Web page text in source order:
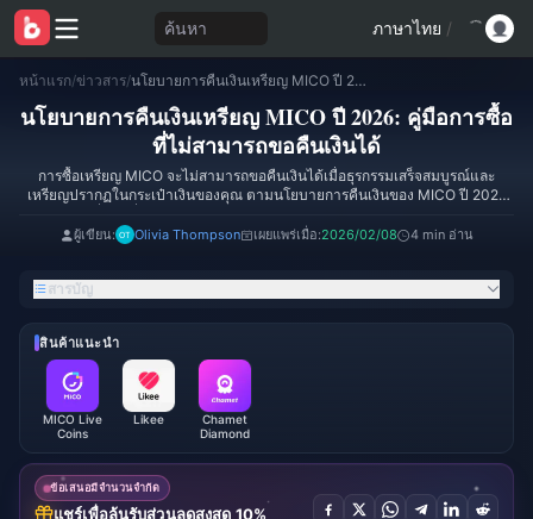
ค้นหา ภาษาไทย /
หน้าแรก/ข่าวสาร/ นโยบายการคืนเงินเหรียญ MICO ปี 2026: คู่มือการซื้อที่ไม่สามารถขอคืนเงินได้
นโยบายการคืนเงินเหรียญ MICO ปี 2026: คู่มือการซื้อ
ที่ไม่สามารถขอคืนเงินได้
การซื้อเหรียญ MICO จะไม่สามารถขอคืนเงินได้เมื่อธุรกรรมเสร็จสมบูรณ์และ
เหรียญปรากฏในกระเป๋าเงินของคุณ ตามนโยบายการคืนเงินของ MICO ปี 2026
ไอดี และอุปกรณ์ถูกแบนถาวรภายใน 24-48 ชั่วโมง สำหรับกรณีเหรียญไม่เข้า
และเวลาที่ทำรายการ การออกจากระบบแล้วเข้าใหม่สามารถแก้ไขปัญหาได้ถึง
ผู้เขียน: Olivia Thompson เผยแพร่เมื่อ:2026/02/08 4 min อ่าน
สารบัญ
สินค้าแนะนำ
MICO Live
Coins
Likee
Chamet
Diamond
ข้อเสนอมีจำนวนจำกัด
แชร์เพื่อลุ้นรับส่วนลดสูงสุด 10%